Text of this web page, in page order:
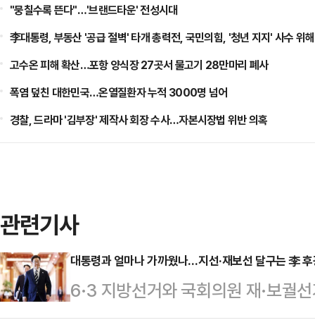
"뭉칠수록 뜬다"…'브랜드타운' 전성시대
李대통령, 부동산 '공급 절벽' 타개 총력전, 국민의힘, '청년 지지' 사수 위
고수온 피해 확산…포항 양식장 27곳서 물고기 28만마리 폐사
폭염 덮친 대한민국…온열질환자 누적 3000명 넘어
경찰, 드라마 '김부장' 제작사 회장 수사…자본시장법 위반 의혹
관련기사
대통령과 얼마나 가까웠나…지선·재보선 달구는 李
6·3 지방선거와 국회의원 재·보궐
중심으로 빠르게 재정렬되는 양상